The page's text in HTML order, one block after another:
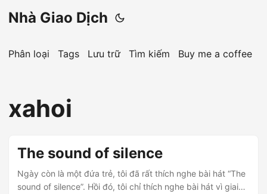
Nhà Giao Dịch
Phân loại Tags Lưu trữ Tìm kiếm Buy me a coffee
xahoi
The sound of silence
Ngày còn là một đứa trẻ, tôi đã rất thích nghe bài hát “The
sound of silence”. Hồi đó, tôi chỉ thích nghe bài hát vì giai